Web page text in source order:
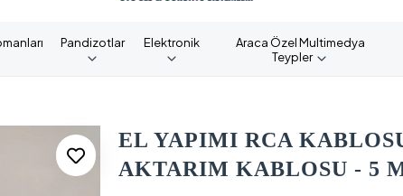
Pandizotlar Elektronik
Araca Özel Multimedya
Teypler
EL YAPIMI RCA
AKTARIM KABLOSU - 5